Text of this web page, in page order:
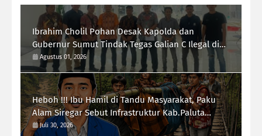
Ibrahim Cholil Pohan Desak Kapolda dan
Gubernur Sumut Tindak Tegas Galian C Ilegal di
Sipiongot Julu Kec. Dolok Kab. Paluta
Agustus 01, 2026
Heboh !!! Ibu Hamil di Tandu Masyarakat, Paku
Alam Siregar Sebut Infrastruktur Kab.Paluta
"Parah"
Juli 30, 2026